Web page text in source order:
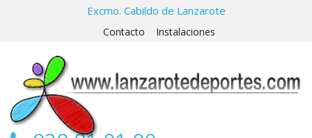
Excmo. Cabildo de Lanzarote
Contacto Instalaciones